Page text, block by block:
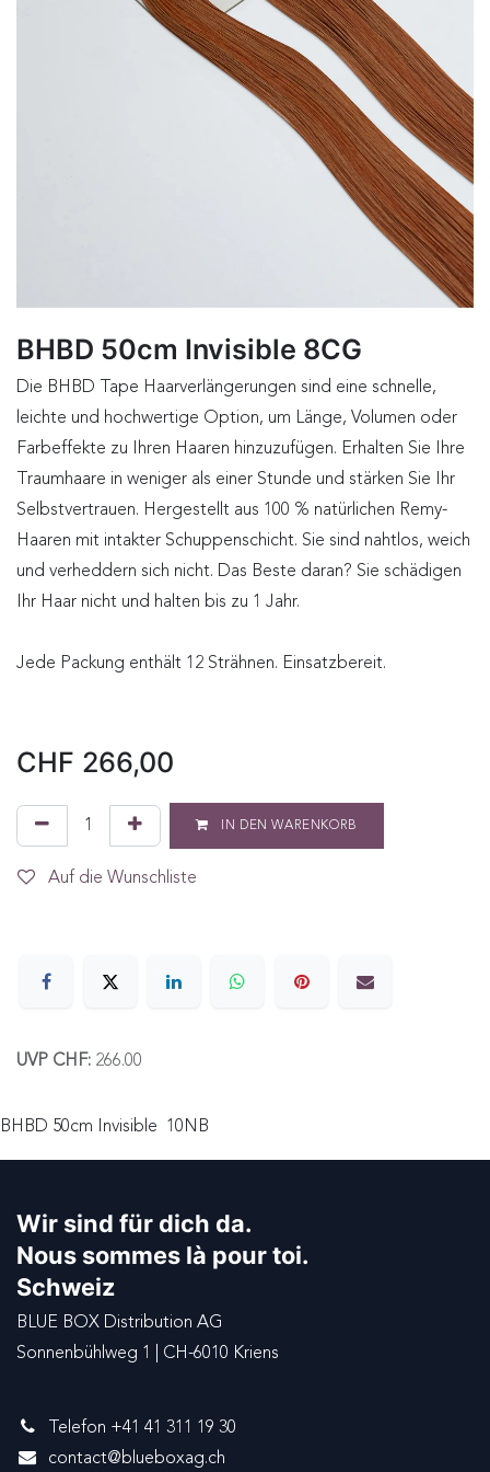
BHBD 50cm Invisible 8CG
Die BHBD Tape Haarverlängerungen sind eine schnelle,
leichte und hochwertige Option, um Länge, Volumen oder
Farbeffekte zu Ihren Haaren hinzuzufügen. Erhalten Sie Ihre
Traumhaare in weniger als einer Stunde und stärken Sie Ihr
Selbstvertrauen. Hergestellt aus 100 % natürlichen Remy-
Haaren mit intakter Schuppenschicht. Sie sind nahtlos, weich
und verheddern sich nicht. Das Beste daran? Sie schädigen
Ihr Haar nicht und halten bis zu 1 Jahr.
Jede Packung enthält 12 Strähnen. Einsatzbereit.
CHF 266,00
IN DEN WARENKORB
Auf die Wunschliste
UVP CHF: 266.00
BHBD 50cm Invisible 10NB
Wir sind für dich da.
Nous sommes là pour toi.
Schweiz
BLUE BOX Distribution AG
Sonnenbühlweg 1 | CH-6010 Kriens
Telefon +41 41 311 19 30
contact@blueboxag.ch